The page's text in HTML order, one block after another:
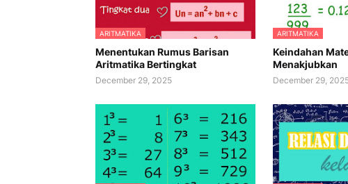
ARITMATIKA
Menentukan Rumus Barisan
Aritmatika Bertingkat
December 29, 2025
ARITMATIKA
Keindahan
Menakjubkan
December 29,